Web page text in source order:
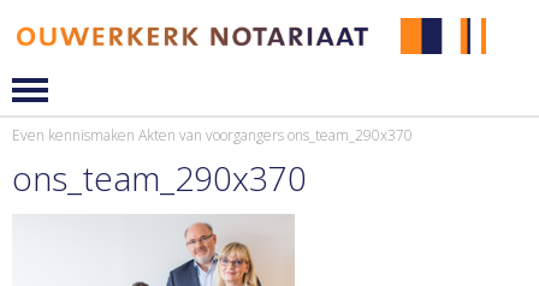
Even kennismaken Akten van voorgangersons_team_290x370
ons_team_290x370